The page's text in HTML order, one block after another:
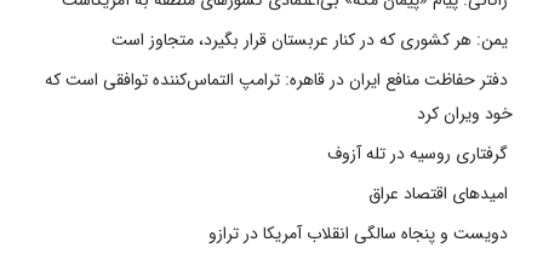
یمن: هر کشوری که در کنار عربستان قرار بگیرد، متجاوز است
دفتر حفاظت منافع ایران در قاهره: ترامپ التماس‌کننده توافقی است که
خود ویران کرد
گرفتاری روسیه در تله آزوف
امیدهای اقتصاد عراق
دویست و پنجاه سالگی انقلاب آمریکا در ترازو